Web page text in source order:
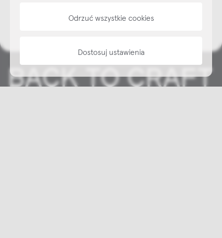
Odrzuć wszystkie cookies
Dostosuj ustawienia